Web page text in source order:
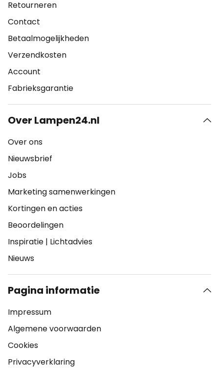
Retourneren
Contact
Betaalmogelijkheden
Verzendkosten
Account
Fabrieksgarantie
Over Lampen24.nl
Over ons
Nieuwsbrief
Jobs
Marketing samenwerkingen
Kortingen en acties
Beoordelingen
Inspiratie | Lichtadvies
Nieuws
Pagina informatie
Impressum
Algemene voorwaarden
Cookies
Privacyverklaring